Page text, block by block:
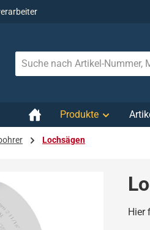
Produkte
Lochsägen
Hier